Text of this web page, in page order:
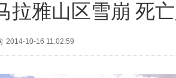
拉雅山区雪崩 死
2014-10-16 11:02:59